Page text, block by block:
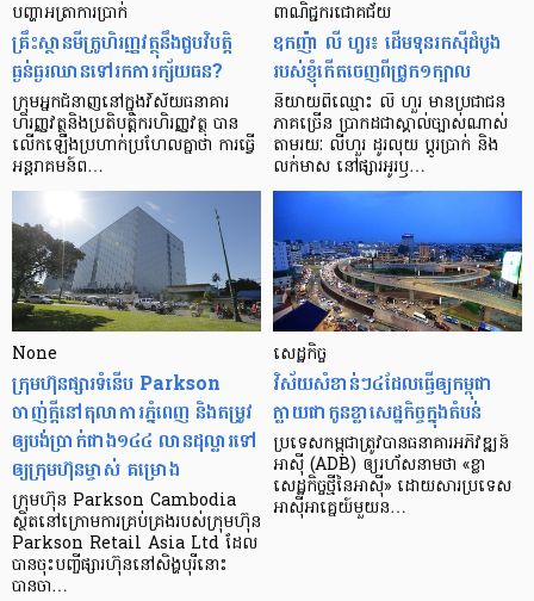
បញ្ហា​អត្រា​ការប្រាក់
គ្រឹះស្ថាន​មីក្រូ​ហិរញ្ញវត្ថុ​នឹង​ជួប​វិបត្តិ​
ធ្ងន់ធ្ងរ​ឈាន​ទៅ​រក​ការ​ក្ស័យធន?
ក្រុម​អ្នក​ជំនាញ​នៅ​ក្នុង​វិស័យ​ធនាគារ
ហិរញ្ញវត្ថុ​និង​ប្រតិបត្តិករ​ហិរញ្ញ​វត្ថុ បាន​​
លើក​ឡើង​ប្រហាក់​ប្រហែល​គ្នា​ថា ការ​ធ្វើ​
អន្តរាគមន៍​ព…
ពាណិជ្ជករជោគជ័យ
ឧកញ៉ា លី ហួរ៖ ដើមទុនរកស៊ីដំបូង
របស់ខ្ញុំកើតចេញពីជ្រូក១ក្បាល
និយាយ​ពី​ឈ្មោះ លី ហួរ មាន​ប្រជាជន​
ភាគ​ច្រើន ប្រាកដ​ជា​ស្គាល់​ច្បាស់​ណាស់
តាមរយៈ លីហួរ ដូរ​លុយ ប្តូរ​បា្រក់ និង​
លក់​មាស នៅ​ផ្សារ​អូរ​ឫ…
None
ក្រុមហ៊ុនផ្សារទំនើប Parkson
ចាញ់ក្ដីនៅតុលាការភ្នំពេញ និងតម្រូវ
ឲ្យបង់ប្រាក់ជាង១៤៤ លានដុល្លារទៅ
ឲ្យក្រុមហ៊ុនម្ចាស់ គម្រោង
ក្រុមហ៊ុន Parkson Cambodia
ស្ថិតនៅក្រោមការគ្រប់គ្រងរបស់ក្រុមហ៊ុន
Parkson Retail Asia Ltd ដែល
បានចុះបញ្ចីផ្សារហ៊ុននៅសិង្ហបុរីនោះ
បានចា…
សេដ្ឋកិច្ច​
វិស័យ​សំខាន់ៗ​៤​ដែល​ធ្វើ​ឲ្យ​កម្ពុជា​
ក្លាយ​ជា​កូន​ខ្លា​សេដ្ឋកិច្ច​ក្នុង​តំបន់
ប្រទេស​កម្ពុជា​ត្រូវ​បាន​ធនាគារ​អភិវឌ្ឍន៍​
អាស៊ី (ADB) ឲ្យ​រហ័ស​នាមថា «ខ្លា​
សេដ្ឋកិច្ច​ថ្មី​នៃ​អាស៊ី» ដោយសារ​ប្រទេស​
អាស៊ី​អាគ្នេយ៍​មួយ​ន…